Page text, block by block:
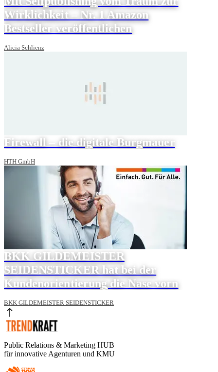
Wirklichkeit – Nr. 1 Amazon
Bestseller veröffentlichen
Alicia Schlienz
Firewall – die digitale Burgmauer
HTH GmbH
BKK GILDEMEISTER
SEIDENSTICKER hat bei der
Kundenorientierung die Nase vorn
BKK GILDEMEISTER SEIDENSTICKER
Public Relations & Marketing HUB
für innovative Agenturen und KMU